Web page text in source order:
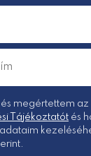
és megértettem az
Tájékoztatót és